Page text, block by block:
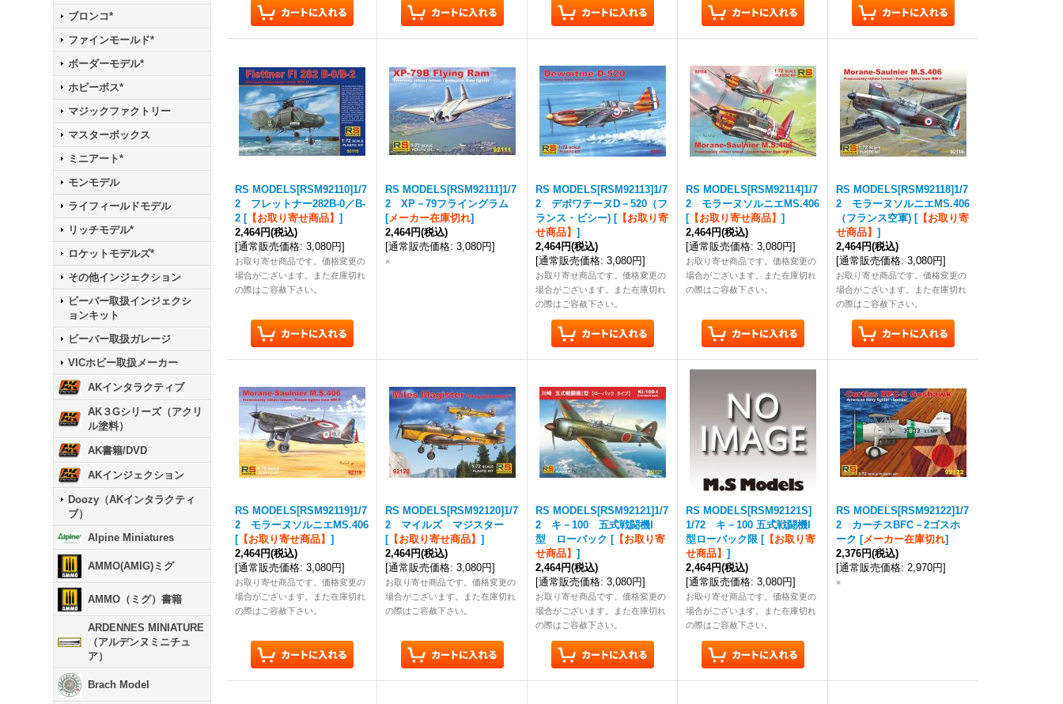
ブロンコ*
ファインモールド*
ボーダーモデル*
ホビーボス*
マジックファクトリー
マスターボックス
ミニアート*
モンモデル
ライフィールドモデル
リッチモデル*
ロケットモデルズ*
その他インジェクション
ビーバー取扱インジェクシ
ョンキット
ビーバー取扱ガレージ
VICホビー取扱メーカー
AKインタラクティブ
AK３Gシリーズ（アクリ
ル塗料）
AK書籍/DVD
AKインジェクション
Doozy（AKインタラクティ
ブ）
Alpine Miniatures
AMMO(AMIG)ミグ
AMMO（ミグ）書籍
ARDENNES MINIATURE
（アルデンヌミニチュ
ア）
Brach Model
RS MODELS[RSM92110]1/7
2 フレットナー282B-0／B-
2 [【お取り寄せ商品】]
2,464円(税込)
[通常販売価格: 3,080円]
お取り寄せ商品です。価格変更の
場合がございます。また在庫切れ
の際はご容赦下さい。
RS MODELS[RSM92111]1/7
2 XP－79フライングラム
[メーカー在庫切れ]
2,464円(税込)
[通常販売価格: 3,080円]
×
RS MODELS[RSM92113]1/7
2 デボワテーヌD－520（フ
ランス・ビシー) [【お取り寄
せ商品】]
2,464円(税込)
[通常販売価格: 3,080円]
お取り寄せ商品です。価格変更の
場合がございます。また在庫切れ
の際はご容赦下さい。
RS MODELS[RSM92114]1/7
2 モラーヌソルニエMS.406
[【お取り寄せ商品】]
2,464円(税込)
[通常販売価格: 3,080円]
お取り寄せ商品です。価格変更の
場合がございます。また在庫切れ
の際はご容赦下さい。
RS MODELS[RSM92118]1/7
2 モラーヌソルニエMS.406
（フランス空軍) [【お取り寄
せ商品】]
2,464円(税込)
[通常販売価格: 3,080円]
お取り寄せ商品です。価格変更の
場合がございます。また在庫切れ
の際はご容赦下さい。
RS MODELS[RSM92119]1/7
2 モラーヌソルニエMS.406
[【お取り寄せ商品】]
2,464円(税込)
[通常販売価格: 3,080円]
お取り寄せ商品です。価格変更の
場合がございます。また在庫切れ
の際はご容赦下さい。
RS MODELS[RSM92120]1/7
2 マイルズ マジスター
[【お取り寄せ商品】]
2,464円(税込)
[通常販売価格: 3,080円]
お取り寄せ商品です。価格変更の
場合がございます。また在庫切れ
の際はご容赦下さい。
RS MODELS[RSM92121]1/7
2 キ－100 五式戦闘機I
型 ローバック [【お取り寄
せ商品】]
2,464円(税込)
[通常販売価格: 3,080円]
お取り寄せ商品です。価格変更の
場合がございます。また在庫切れ
の際はご容赦下さい。
RS MODELS[RSM92121S]
1/72 キ－100 五式戦闘機I
型ローバック限 [【お取り寄
せ商品】]
2,464円(税込)
[通常販売価格: 3,080円]
お取り寄せ商品です。価格変更の
場合がございます。また在庫切れ
の際はご容赦下さい。
RS MODELS[RSM92122]1/7
2 カーチスBFC－2ゴスホ
ーク [メーカー在庫切れ]
2,376円(税込)
[通常販売価格: 2,970円]
×